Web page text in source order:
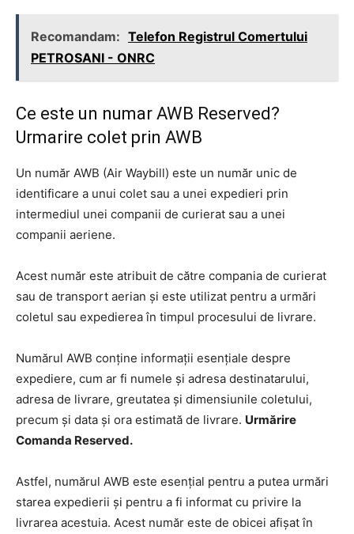
Recomandam: Telefon Registrul Comertului
PETROSANI - ONRC
Ce este un numar AWB Reserved?
Urmarire colet prin AWB
Un număr AWB (Air Waybill) este un număr unic de
identificare a unui colet sau a unei expedieri prin
intermediul unei companii de curierat sau a unei
companii aeriene.
Acest număr este atribuit de către compania de curierat
sau de transport aerian și este utilizat pentru a urmări
coletul sau expedierea în timpul procesului de livrare.
Numărul AWB conține informații esențiale despre
expediere, cum ar fi numele și adresa destinatarului,
adresa de livrare, greutatea și dimensiunile coletului,
precum și data și ora estimată de livrare. Urmărire
Comanda Reserved.
Astfel, numărul AWB este esențial pentru a putea urmări
starea expedierii și pentru a fi informat cu privire la
livrarea acestuia. Acest număr este de obicei afișat în